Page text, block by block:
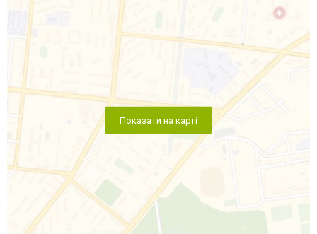
Показати на карті